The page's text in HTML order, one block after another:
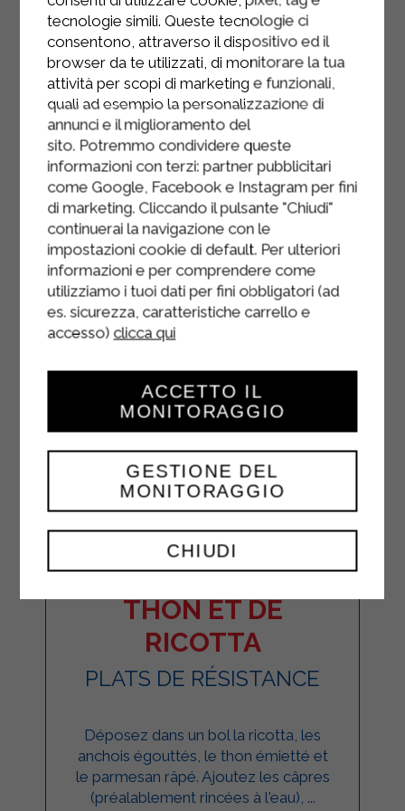
coupez-les en cubes et disposez-
les sur la purée.
Garnissez le plat selon vos envies
BOULETTES DE
THON ET DE
RICOTTA
PLATS DE RÉSISTANCE
Déposez dans un bol la ricotta, les
anchois égouttés, le thon émietté et
le parmesan râpé. Ajoutez les câpres
(préalablement rincées à l'eau), ...
tecnologie simili. Queste tecnologie ci
consentono, attraverso il dispositivo ed il
browser da te utilizzati, di monitorare la tua
attività per scopi di marketing e funzionali,
quali ad esempio la personalizzazione di
annunci e il miglioramento del
sito. Potremmo condividere queste
informazioni con terzi: partner pubblicitari
come Google, Facebook e Instagram per fini
di marketing. Cliccando il pulsante "Chiudi"
continuerai la navigazione con le
impostazioni cookie di default. Per ulteriori
informazioni e per comprendere come
utilizziamo i tuoi dati per fini obbligatori (ad
es. sicurezza, caratteristiche carrello e
accesso) clicca qui
CHIUDI
GESTIONE DEL
MONITORAGGIO
ACCETTO IL
MONITORAGGIO